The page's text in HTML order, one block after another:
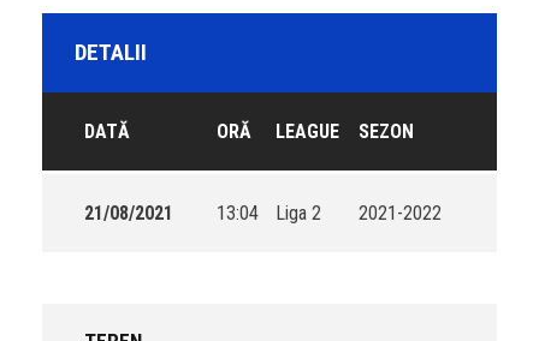
DETALII
DATĂ ORĂ LEAGUE SEZON
21/08/2021 13:04 Liga 2 2021-2022